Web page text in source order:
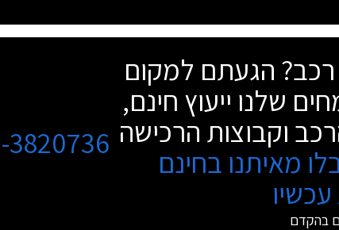
רכב? הגעתם למקום
שלנו ייעוץ חינם,
וקבוצות הרכישה
מאיתנו בחינם
בהקדם
3820736